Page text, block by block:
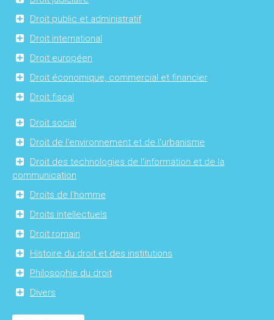
Droit public et administratif
Droit international
Droit européen
Droit économique, commercial et financier
Droit fiscal
Droit social
Droit de l'environnement et de l'urbanisme
Droit des technologies de l'information et de la
communication
Droits de l'homme
Droits intellectuels
Droit romain
Histoire du droit et des institutions
Philosophie du droit
Divers